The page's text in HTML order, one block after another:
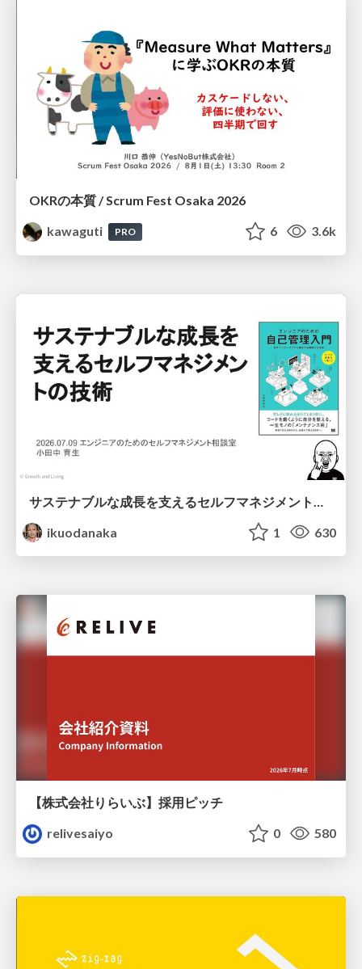
OKRの本質 / Scrum Fest Osaka 2026
kawaguti
PRO 6 3.6k
ikuodanaka
1 630
【株式会社りらいぶ】採用ピッチ
relivesaiyo
0 580